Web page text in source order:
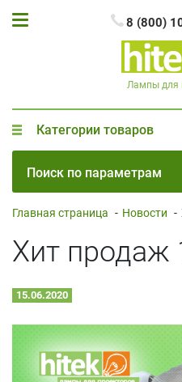
8 (800)
Лампы для
Категории товаров
Поиск по параметрам
Главная страница - Новости -
Хит продаж
15.06.2020